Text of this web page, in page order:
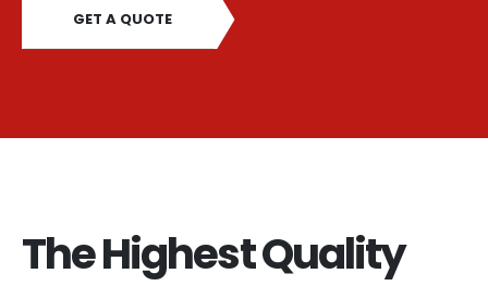
GET A QUOTE
The Highest Quality